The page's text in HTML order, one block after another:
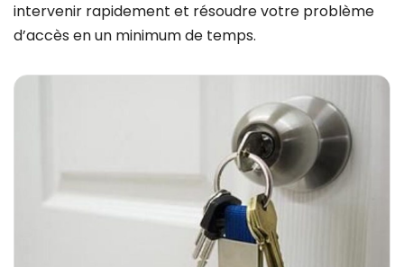
intervenir rapidement et résoudre votre problème
d’accès en un minimum de temps.